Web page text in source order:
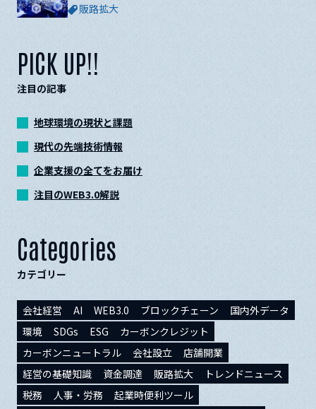
販路拡大
PICK UP!!
注目の記事
地球環境の現状と課題
現代の先端技術情報
企業支援の全てをお届け
注目のWEB3.0解説
Categories
カテゴリー
会社経営 AI WEB3.0 ブロックチェーン
国内外データ
環境
SDGs ESG
カーボンクレジット
カーボンニュートラル
会社設立
店舗開業
経営の基礎知識
資金調達 販路拡大
トレンドニュース
税務
人事・労務
起業時便利ツール